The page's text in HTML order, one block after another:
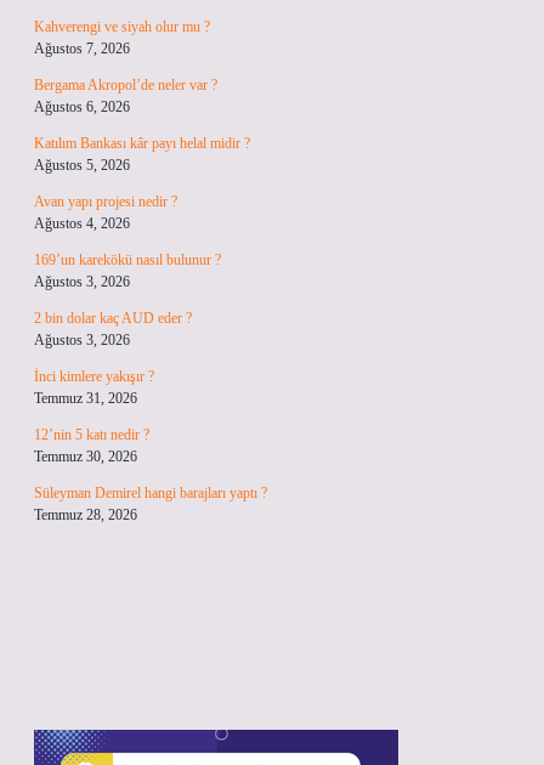
Kahverengi ve siyah olur mu ?
Ağustos 7, 2026
Bergama Akropol’de neler var ?
Ağustos 6, 2026
Katılım Bankası kâr payı helal midir ?
Ağustos 5, 2026
Avan yapı projesi nedir ?
Ağustos 4, 2026
169’un karekökü nasıl bulunur ?
Ağustos 3, 2026
2 bin dolar kaç AUD eder ?
Ağustos 3, 2026
İnci kimlere yakışır ?
Temmuz 31, 2026
12’nin 5 katı nedir ?
Temmuz 30, 2026
Süleyman Demirel hangi barajları yaptı ?
Temmuz 28, 2026